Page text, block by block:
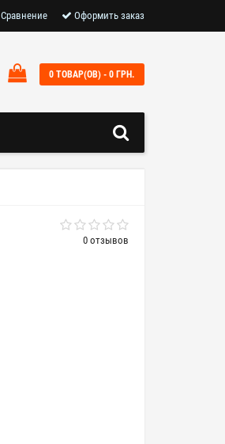
Сравнение Оформить заказ
0 ТОВАР(ОВ) - 0 ГРН.
0 отзывов